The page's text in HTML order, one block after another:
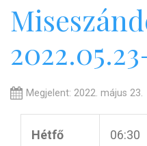
Megjelent: 2022. május 23.
Hétfő
06:30